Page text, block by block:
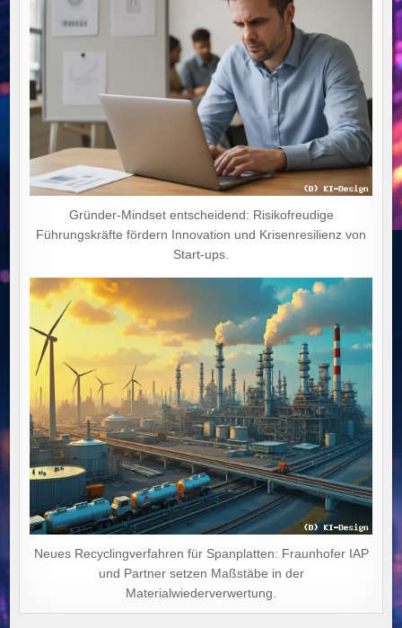
Gründer-Mindset entscheidend: Risikofreudige
Führungskräfte fördern Innovation und Krisenresilienz von
Start-ups.
Neues Recyclingverfahren für Spanplatten: Fraunhofer IAP
und Partner setzen Maßstäbe in der
Materialwiederverwertung.